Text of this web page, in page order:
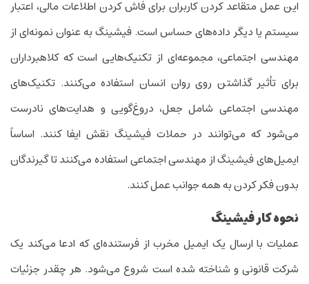
این عمل متقاعد کردن کاربران برای فاش کردن اطلاعات مالی، اعتبار
سیستم یا دیگر داده‌های حساس است. فیشینگ به عنوان نمونه‌ای از
مهندسی اجتماعی، مجموعه‌ای از تکنیک‌هایی است که کلاهبرداران
برای تأثیر گذاشتن روی روان انسان استفاده می‌کنند. تکنیک‌های
مهندسی اجتماعی شامل جعل، دروغ‌گویی و هدایت‌های نادرست
می‌شود که می‌توانند در حملات فیشینگ نقش ایفا کنند. اساساً
‌ایمیل‌های فیشینگ از مهندسی اجتماعی استفاده می‌کنند تا گیرندگان
بدون فکر کردن به همه جوانب عمل کنند.
نحوه کار فیشینگ
عملیات با ارسال یک ‌ایمیل مخرب از فرستنده‌ای که ادعا می‌کند یک
شرکت قانونی و شناخته شده است شروع می‌شود. هر چقدر جزئیات